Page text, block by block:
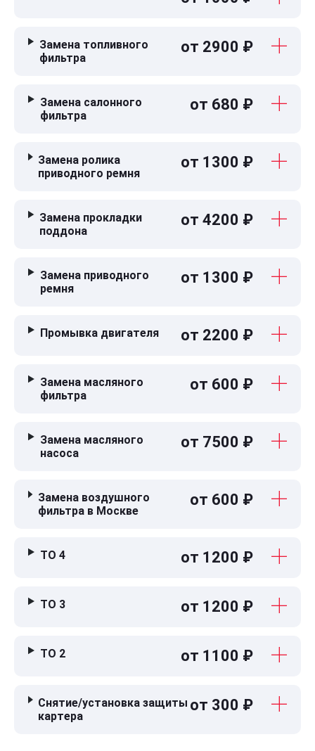
Замена топливного
фильтра
от 2900 ₽
Замена салонного
фильтра
от 680 ₽
Замена ролика
приводного ремня
от 1300 ₽
Замена прокладки
поддона
от 4200 ₽
Замена приводного
ремня
от 1300 ₽
Промывка двигателя от 2200 ₽
Замена масляного
фильтра
от 600 ₽
Замена масляного
насоса
от 7500 ₽
Замена воздушного
фильтра в Москве
от 600 ₽
ТО 4 от 1200 ₽
ТО 3 от 1200 ₽
ТО 2 от 1100 ₽
Снятие/установка защиты
картера
от 300 ₽